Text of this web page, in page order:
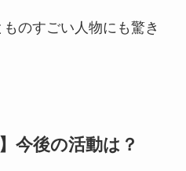
ものすごい人物にも驚き
今後の活動は？